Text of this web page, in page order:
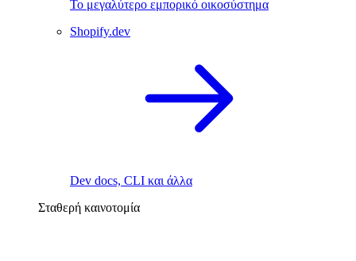
Το μεγαλύτερο εμπορικό οικοσύστημα
Shopify.dev
Dev docs, CLI και άλλα
Σταθερή καινοτομία